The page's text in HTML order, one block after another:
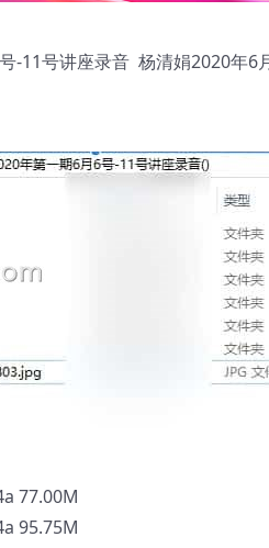
-11号讲座录音 杨清娟2020年6
77.00M
95.75M